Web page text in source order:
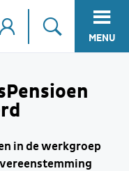
MENU
in de werkgroep